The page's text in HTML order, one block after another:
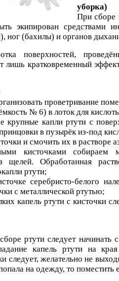
уборка)
При сборе
экипирован средствами
ног (бахилы) и органов
поверхностей,
лишь кратковременный
проветривание
№ 6) в лоток для
крупные капли ртути с
в пузырёк из-под
и смочить их в растворе
кисточками собираем
щелей. Обработанная
ртути;
серебристо-белого
с металлической ртутью;
капель ртути с кисточки
ртути следует начинать
капель ртути на
следует, желательно не
на одежду, то поместить